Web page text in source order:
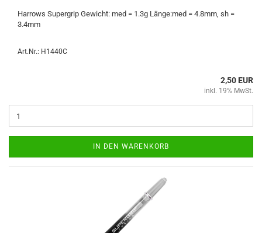
Har­rows Su­per­grip Ge­wicht: med = 1.3g Länge:med = 4.8mm, sh =
3.4mm
Art.Nr.: H1440C
2,50 EUR
inkl. 19% MwSt.
IN DEN WARENKORB